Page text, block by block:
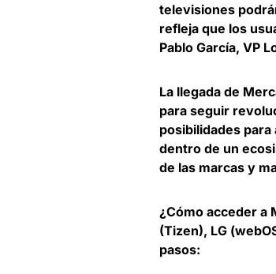
televisiones
refleja que los
Pablo García, VP
La llegada de
para seguir
posibilidades
dentro de un
de las marcas y
¿Cómo acceder a
(Tizen), LG
pasos: